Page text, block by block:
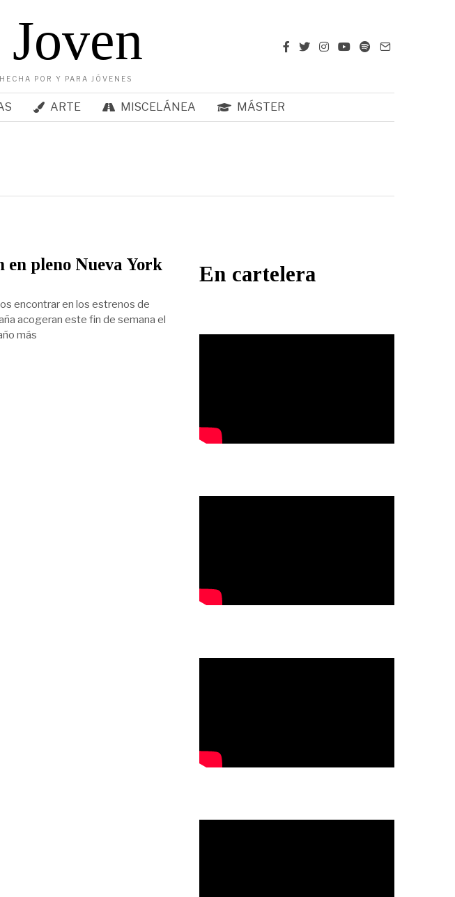
POR Y PARA JÓVENES
ARTE MISCELÁNEA MÁSTER
en pleno Nueva York
encontrar en los estrenos de
acogeran este fin de semana el
más
En cartelera